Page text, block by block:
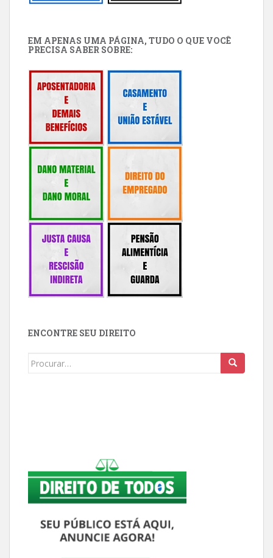
EM APENAS UMA PÁGINA, TUDO O QUE VOCÊ
PRECISA SABER SOBRE:
ENCONTRE SEU DIREITO
Buscar: